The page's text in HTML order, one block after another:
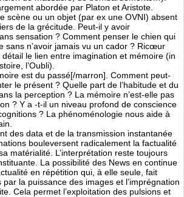
abordée par Platon et Aristote.
scène ou un objet (par ex une OVNI) absent
de la grécitude. Peut-il y avoir
sensation ? Comment penser le chien qui
sans n’avoir jamais vu un cador ? Ricœur
le lien entre imagination et mémoire (in
l’Oubli).
est du passé[/marron]. Comment peut-
le présent ? Quelle part de l’habitude et du
la perception ? La mémoire n’est-elle pas
? Y a -t-il un niveau profond de conscience
? La phénoménologie nous aide à
des data et de la transmission instantanée
bouleversent radicalement la factualité
matérialité. L’interprétation reste toujours
La possibilité des News en continue
en répétition qui, à elle seule, fait
la puissance des images et l’imprégnation
Cela permet l’exploitation des pulsions et